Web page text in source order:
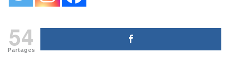
54
Partages